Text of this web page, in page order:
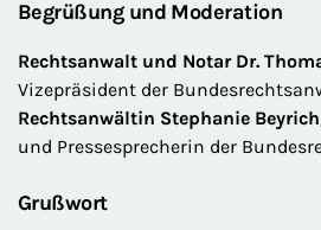
Begrüßung und Moderation
Rechtsanwalt und Notar Dr.
Vizepräsident der
Rechtsanwältin Stephanie Beyrich
und Pressesprecherin der
Grußwort